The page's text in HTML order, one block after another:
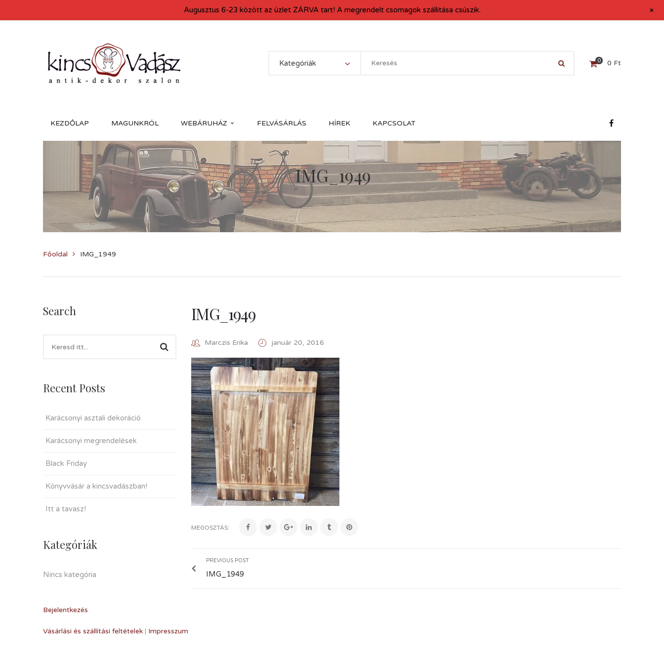
Kategóriák 0 0 Ft
KEZDŐLAP MAGUNKRÓL WEBÁRUHÁZ FELVÁSÁRLÁS HÍREK KAPCSOLAT
IMG_1949
Főoldal IMG_1949
Search
Recent Posts
Karácsonyi asztali dekoráció
Karácsonyi megrendelések
Black Friday
Könyvvásár a kincsvadászban!
Itt a tavasz!
Kategóriák
Nincs kategória
Bejelentkezés
IMG_1949
Marczis Erika január 20, 2016
MEGOSZTÁS:
PREVIOUS POST
IMG_1949
Vásárlási és szállítási feltételek | Impresszum
Augusztus 6-23 között az üzlet ZÁRVA tart! A megrendelt csomagok szállítása csúszik. +